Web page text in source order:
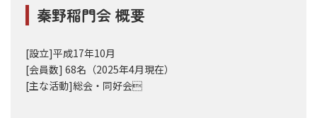
秦野稲門会 概要
[設立]平成17年10月
[会員数] 68名（2025年4月現在）
[主な活動]総会・同好会